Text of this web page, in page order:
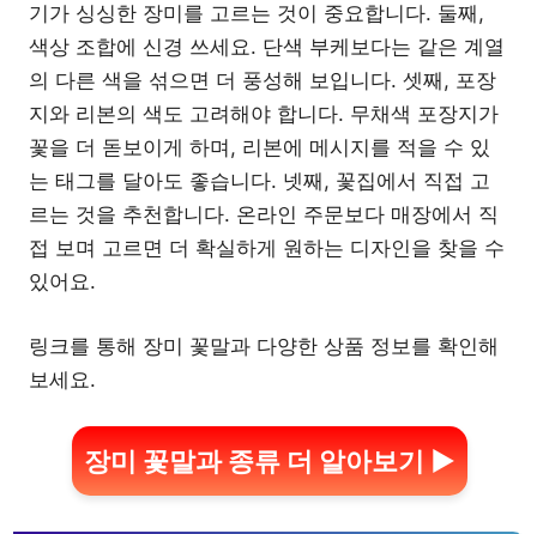
기가 싱싱한 장미를 고르는 것이 중요합니다. 둘째,
색상 조합에 신경 쓰세요. 단색 부케보다는 같은 계열
의 다른 색을 섞으면 더 풍성해 보입니다. 셋째, 포장
지와 리본의 색도 고려해야 합니다. 무채색 포장지가
꽃을 더 돋보이게 하며, 리본에 메시지를 적을 수 있
는 태그를 달아도 좋습니다. 넷째, 꽃집에서 직접 고
르는 것을 추천합니다. 온라인 주문보다 매장에서 직
접 보며 고르면 더 확실하게 원하는 디자인을 찾을 수
있어요.
링크를 통해 장미 꽃말과 다양한 상품 정보를 확인해
보세요.
장미 꽃말과 종류 더 알아보기 ▶